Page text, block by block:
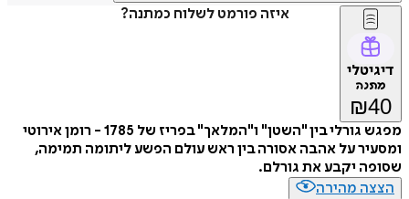
איזה פורמט לשלוח כמתנה?
דיגיטלי
מתנה
₪40
מפגש גורלי בין "השטן" ו"המלאך" בפריז של 1785 - רומן אירוטי
ומסעיר על אהבה אסורה בין ראש עולם הפשע ליתומה תמימה,
שסופה יקבע את גורלם.
הצצה מהירה